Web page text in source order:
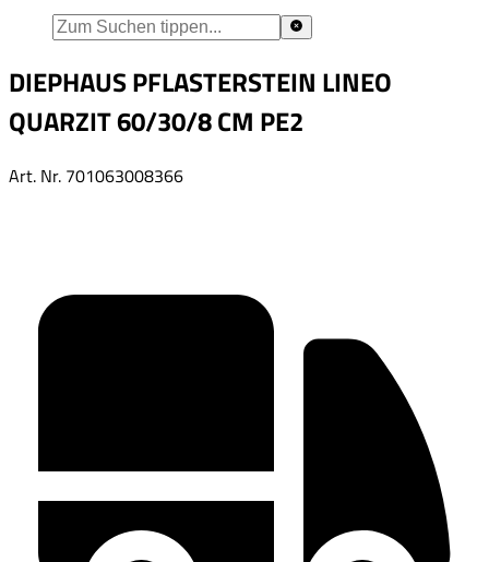
DIEPHAUS PFLASTERSTEIN LINEO
QUARZIT 60/30/8 CM PE2
Art. Nr. 701063008366